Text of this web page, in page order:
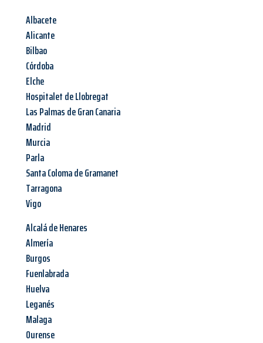
Albacete
Alicante
Bilbao
Córdoba
Elche
Hospitalet de Llobregat
Las Palmas de Gran Canaria
Madrid
Murcia
Parla
Santa Coloma de Gramanet
Tarragona
Vigo
Alcalá de Henares
Almería
Burgos
Fuenlabrada
Huelva
Leganés
Malaga
Ourense